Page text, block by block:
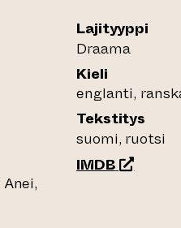
Lajityyppi
Draama
Kieli
englanti,
Tekstitys
suomi, ruotsi
IMDB(siirtyy